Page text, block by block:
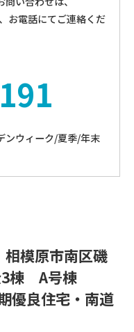
お電話にてご連絡くだ
ンウィーク/夏季/年末
模原市南区磯
棟 A号棟
優良住宅・南道